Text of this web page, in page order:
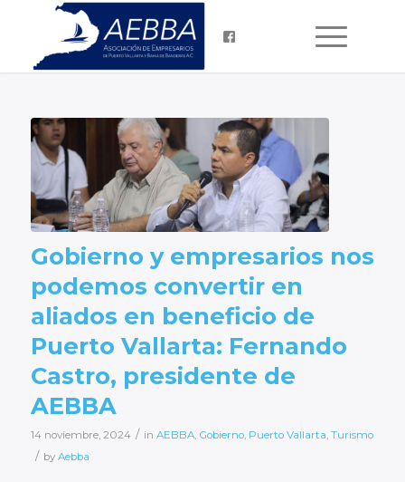
Gobierno y empresarios nos
podemos convertir en
aliados en beneficio de
Puerto Vallarta: Fernando
Castro, presidente de
AEBBA
14 noviembre, 2024 / in AEBBA, Gobierno, Puerto Vallarta Turismo
/ by Aebba